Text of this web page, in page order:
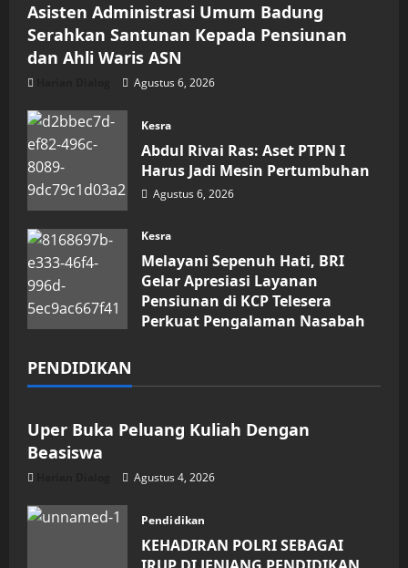
Asisten Administrasi Umum Badung
Serahkan Santunan Kepada Pensiunan
dan Ahli Waris ASN
Agustus 6, 2026
Kesra
Abdul Rivai Ras: Aset PTPN I
Harus Jadi Mesin Pertumbuhan
Agustus 6, 2026
Kesra
Melayani Sepenuh Hati, BRI
Gelar Apresiasi Layanan
Pensiunan di KCP Telesera
Perkuat Pengalaman Nasabah
PENDIDIKAN
Pendidikan
Uper Buka Peluang Kuliah Dengan
Beasiswa
Agustus 4, 2026
Pendidikan
KEHADIRAN POLRI SEBAGAI